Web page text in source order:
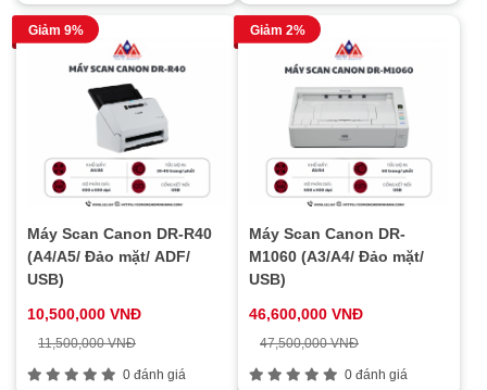
Giảm 9%
Máy Scan Canon DR-R40
(A4/A5/ Đảo mặt/ ADF/
USB)
10,500,000 VNĐ
11,500,000 VNĐ
0 đánh giá
Giảm 2%
Máy Scan Canon DR-
M1060 (A3/A4/ Đảo mặt/
USB)
46,600,000 VNĐ
47,500,000 VNĐ
0 đánh giá